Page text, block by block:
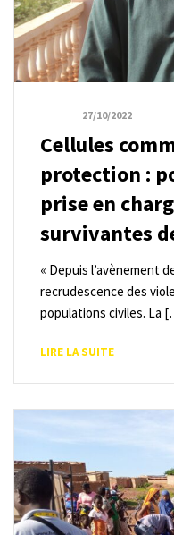
27/10/2022
Cellules
protection :
prise en
survivantes
« Depuis l’avènement
recrudescence des
populations civiles. La
LIRE LA SUITE